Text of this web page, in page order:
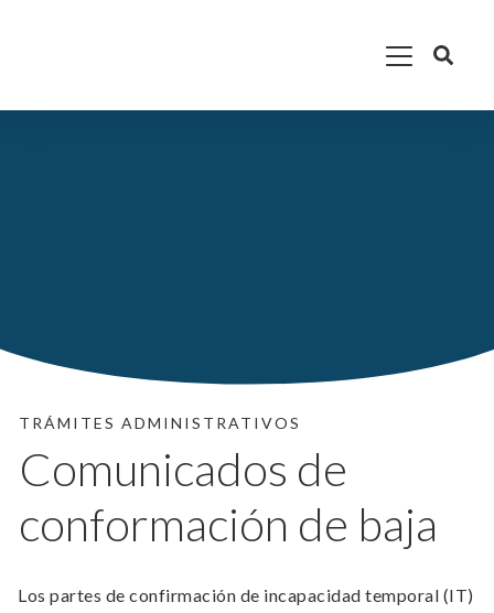
Main
TRÁMITES ADMINISTRATIVOS
Comunicados de
conformación de baja
Los partes de confirmación de incapacidad temporal (IT)